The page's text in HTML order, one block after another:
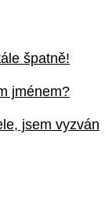
špatně!
jménem?
jsem vyzván